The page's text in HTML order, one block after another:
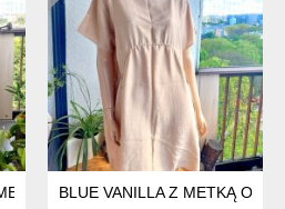
WIĘKSZA
BLUE VANILLA Z METKĄ